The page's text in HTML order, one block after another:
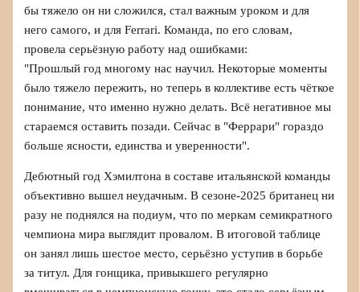
бы тяжело он ни сложился, стал важным уроком и для
него самого, и для Ferrari. Команда, по его словам,
провела серьёзную работу над ошибками:
"Прошлый год многому нас научил. Некоторые моменты
было тяжело пережить, но теперь в коллективе есть чёткое
понимание, что именно нужно делать. Всё негативное мы
стараемся оставить позади. Сейчас в "Феррари" гораздо
больше ясности, единства и уверенности".
Дебютный год Хэмилтона в составе итальянской команды
объективно вышел неудачным. В сезоне-2025 британец ни
разу не поднялся на подиум, что по меркам семикратного
чемпиона мира выглядит провалом. В итоговой таблице
он занял лишь шестое место, серьёзно уступив в борьбе
за титул. Для гонщика, привыкшего регулярно